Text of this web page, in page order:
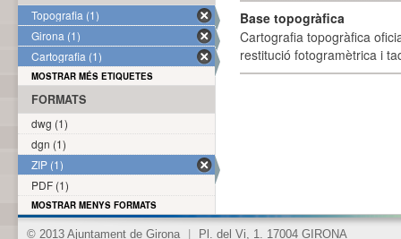
Base topogràfica
Cartografia topogràfica
restitució fotogramètrica i
Topografia (1)
Girona (1)
Cartografia (1)
MOSTRAR MÉS ETIQUETES
FORMATS
dwg (1)
dgn (1)
ZIP (1)
PDF (1)
MOSTRAR MENYS FORMATS
© 2013 Ajuntament de Girona Pl. del Vi, 1. 17004 GIRONA